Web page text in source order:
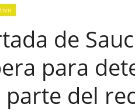
de
para
parte del